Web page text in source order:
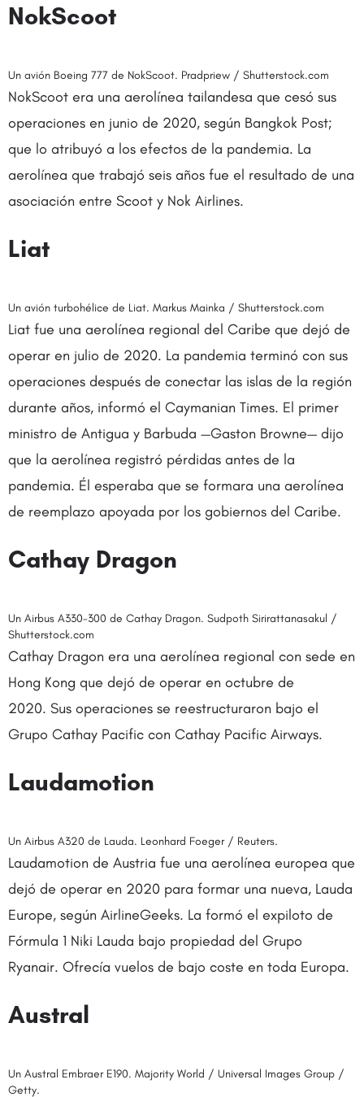
NokScoot
Un avión Boeing 777 de NokScoot. Pradpriew / Shutterstock.com
NokScoot era una aerolínea tailandesa que cesó sus
operaciones en junio de 2020, según Bangkok Post;
que lo atribuyó a los efectos de la pandemia. La
aerolínea que trabajó seis años fue el resultado de una
asociación entre Scoot y Nok Airlines.
Liat
Un avión turbohélice de Liat. Markus Mainka / Shutterstock.com
Liat fue una aerolínea regional del Caribe que dejó de
operar en julio de 2020. La pandemia terminó con sus
operaciones después de conectar las islas de la región
durante años, informó el Caymanian Times. El primer
ministro de Antigua y Barbuda —Gaston Browne— dijo
que la aerolínea registró pérdidas antes de la
pandemia. Él esperaba que se formara una aerolínea
de reemplazo apoyada por los gobiernos del Caribe.
Cathay Dragon
Un Airbus A330-300 de Cathay Dragon. Sudpoth Sirirattanasakul /
Shutterstock.com
Cathay Dragon era una aerolínea regional con sede en
Hong Kong que dejó de operar en octubre de
2020. Sus operaciones se reestructuraron bajo el
Grupo Cathay Pacific con Cathay Pacific Airways.
Laudamotion
Un Airbus A320 de Lauda. Leonhard Foeger / Reuters.
Laudamotion de Austria fue una aerolínea europea que
dejó de operar en 2020 para formar una nueva, Lauda
Europe, según AirlineGeeks. La formó el expiloto de
Fórmula 1 Niki Lauda bajo propiedad del Grupo
Ryanair. Ofrecía vuelos de bajo coste en toda Europa.
Austral
Un Austral Embraer E190. Majority World / Universal Images Group /
Getty.